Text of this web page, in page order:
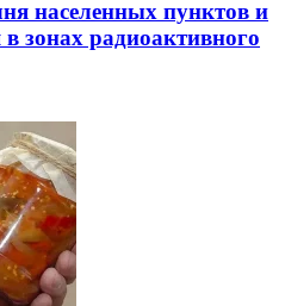
населенных пунктов и
зонах радиоактивного